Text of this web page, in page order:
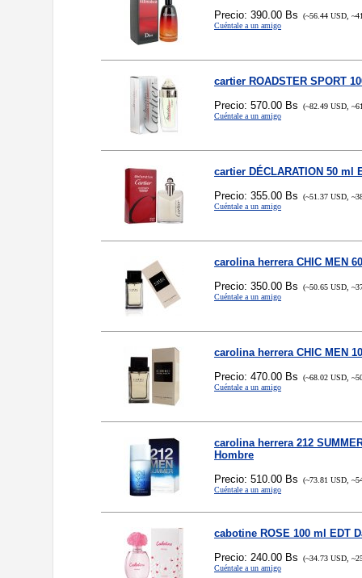
Precio: 390.00 Bs (~56.44 USD,
Cuéntale a un amigo
cartier ROADSTER SPORT
Precio: 570.00 Bs (~82.49 USD,
Cuéntale a un amigo
cartier DÉCLARATION 50 ml
Precio: 355.00 Bs (~51.37 USD,
Cuéntale a un amigo
carolina herrera CHIC MEN
Precio: 350.00 Bs (~50.65 USD,
Cuéntale a un amigo
carolina herrera CHIC MEN
Precio: 470.00 Bs (~68.02 USD,
Cuéntale a un amigo
carolina herrera 212
Hombre
Precio: 510.00 Bs (~73.81 USD,
Cuéntale a un amigo
cabotine ROSE 100 ml EDT
Precio: 240.00 Bs (~34.73 USD,
Cuéntale a un amigo